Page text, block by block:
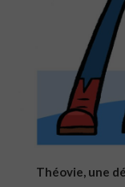
Théovie, une